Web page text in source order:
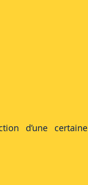
d’une certaine